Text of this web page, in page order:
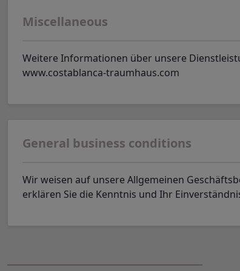
Miscellaneous
Weitere Informationen über unsere
www.costablanca-traumhaus.com
General business conditions
Wir weisen auf unsere Allgemeinen
erklären Sie die Kenntnis und Ihr